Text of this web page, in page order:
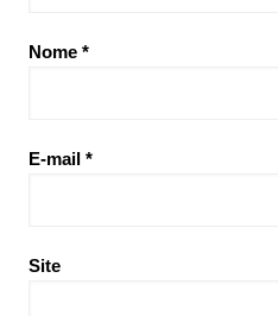
Nome *
E-mail *
Site